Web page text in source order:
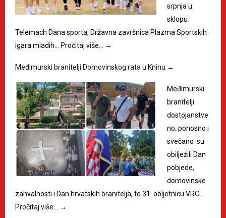
srpnja u
sklopu
Telemach Dana sporta, Državna završnica Plazma Sportskih
igara mladih… Pročitaj više… →
Međimurski branitelji Domovinskog rata u Kninu →
Međimurski
branitelji
dostojanstve
no, ponosno i
svečano su
obilježili Dan
pobjede,
domovinske
zahvalnosti i Dan hrvatskih branitelja, te 31. obljetnicu VRO…
Pročitaj više… →